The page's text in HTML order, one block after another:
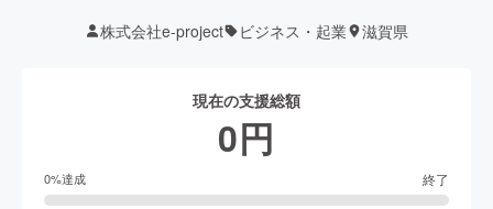
株式会社e-project ビジネス・起業 滋賀県
現在の支援総額
0円
0%達成 終了